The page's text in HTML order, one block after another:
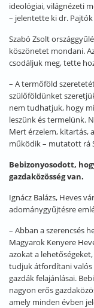
ideológiai, világnézeti
– jelentette ki dr.
Szabó Zsolt
köszönetet mondani.
csodáljuk meg, tette
– A termőföld
szülőföldünket
nem tudhatjuk, hogy
leszünk és termelünk.
Mert érzelem, kitartás,
működik – mutatott rá
Bebizonyosodott,
gazdaközösség van.
Ignácz Balázs, Heves
adománygyűjtésre
– Abban a szerencsés
Magyarok Kenyere
azokat a
tudjuk átfordítani valós
gazdák felajánlásai.
nagyon erős
amely minden évben